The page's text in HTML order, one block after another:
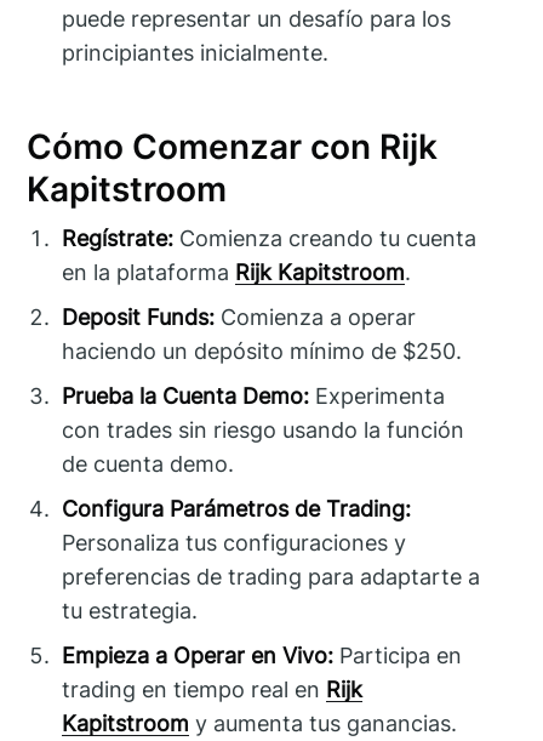
puede representar un desafío para los
principiantes inicialmente.
Cómo Comenzar con Rijk
Kapitstroom
Regístrate: Comienza creando tu cuenta
en la plataforma Rijk Kapitstroom.
Deposit Funds: Comienza a operar
haciendo un depósito mínimo de $250.
Prueba la Cuenta Demo: Experimenta
con trades sin riesgo usando la función
de cuenta demo.
Configura Parámetros de Trading:
Personaliza tus configuraciones y
preferencias de trading para adaptarte a
tu estrategia.
Empieza a Operar en Vivo: Participa en
trading en tiempo real en Rijk
Kapitstroom y aumenta tus ganancias.